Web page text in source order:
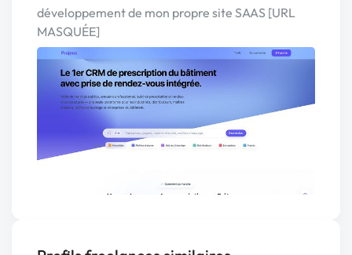
développement de mon propre site SAAS [URL
MASQUÉE]